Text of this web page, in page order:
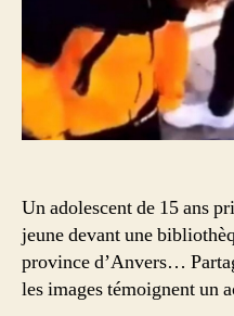
Un adolescent de 15 ans
jeune devant une
province d’Anvers…
les images témoignent un